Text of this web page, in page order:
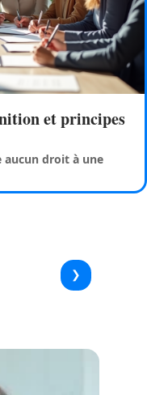
et principes
aucun droit à une